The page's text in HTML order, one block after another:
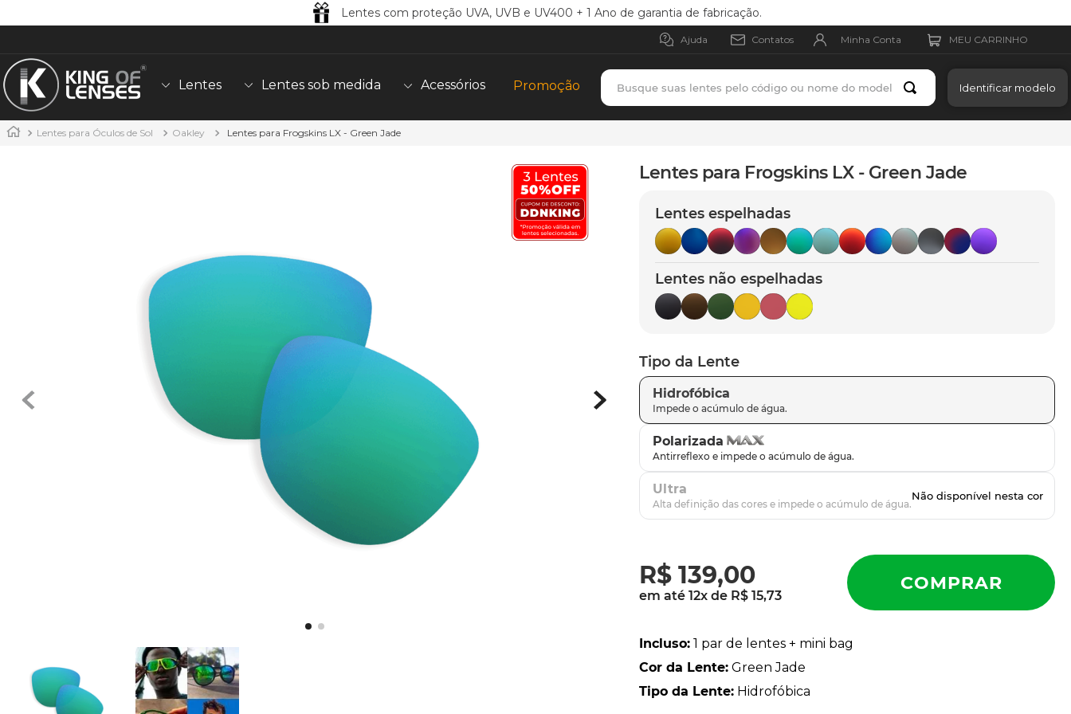
Lentes com proteção UVA, UVB e UV400 + 1 Ano de garantia de fabricação.
Ajuda Contatos Minha Conta
Lentes Lentes sob medida Acessórios Promoção
Busque suas lentes pelo código ou nome do modelo
Identificar modelo
Lentes para Óculos de Sol Oakley Lentes para Frogskins LX - Green Jade
Lentes para Frogskins LX - Green Jade
Lentes espelhadas
Lentes não espelhadas
Tipo da Lente
Hidrofóbica
Polarizada
Ultra
R$ 139,00
em até12x de R$ 15,73
Incluso: 1 par de lentes + mini bag
Cor da Lente: Green Jade
Tipo da Lente: Hidrofóbica
parafusos
gascan